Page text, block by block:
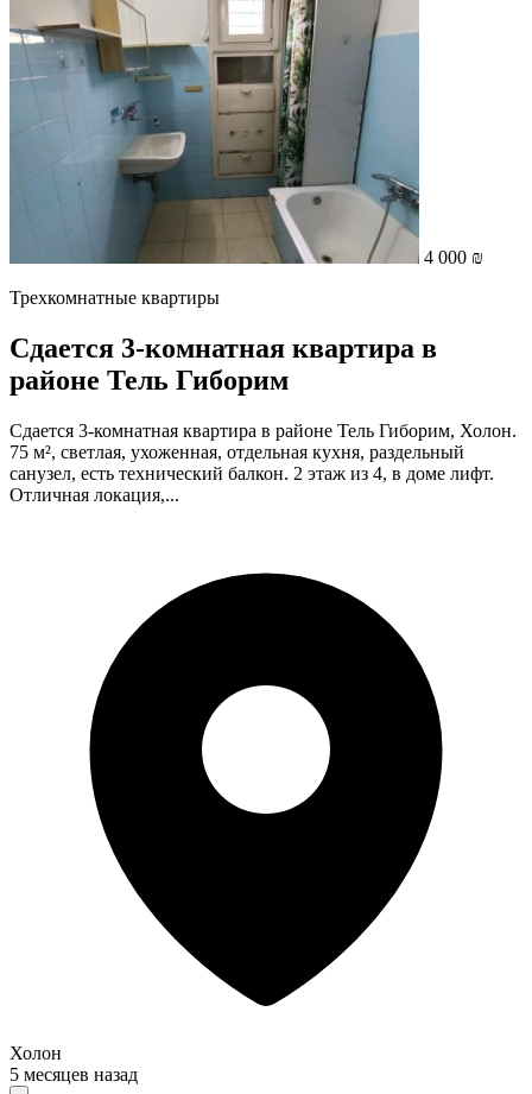
4 000 ₪
Трехкомнатные квартиры
Сдается 3-комнатная квартира в
районе Тель Гиборим
Сдается 3-комнатная квартира в районе Тель Гиборим, Холон.
75 м², светлая, ухоженная, отдельная кухня, раздельный
санузел, есть технический балкон. 2 этаж из 4, в доме лифт.
Отличная локация,...
Холон
5 месяцев назад